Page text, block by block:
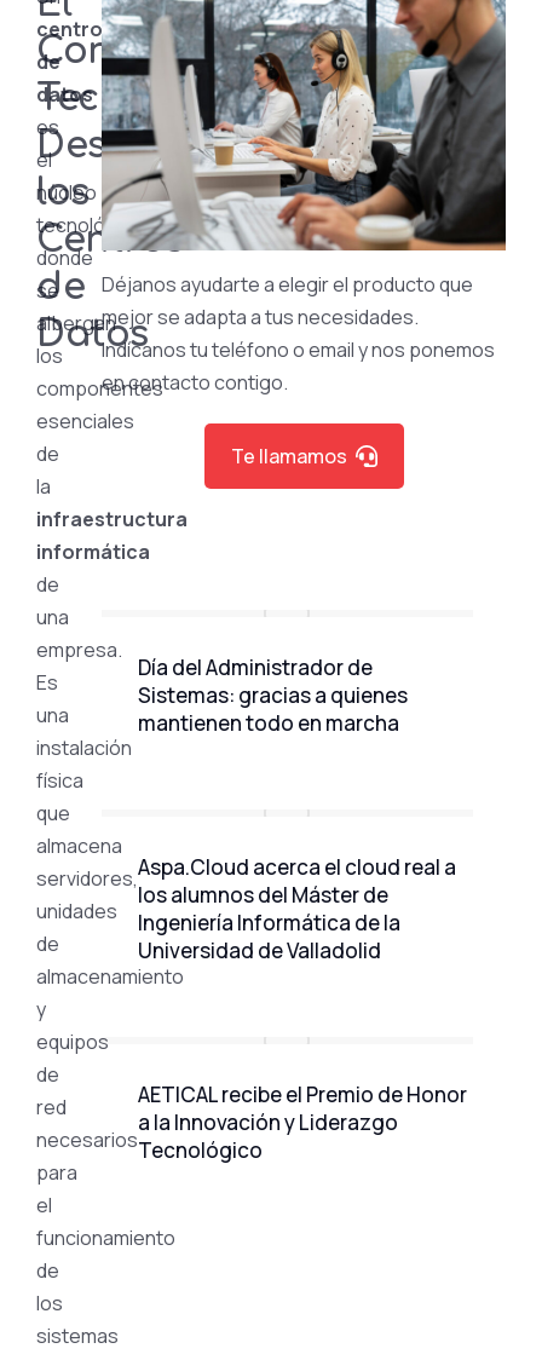
Corazón
Tecnológico:
Descubriendo
los
Centros
de
Datos
centro
de
datos
es
el
núcleo
tecnológico
donde
se
albergan
los
componentes
esenciales
de
la
infraestructura
informática
de
una
empresa.
Es
una
instalación
física
que
almacena
servidores,
unidades
de
almacenamiento
y
equipos
de
red
necesarios
para
el
funcionamiento
de
los
sistemas
Déjanos ayudarte a elegir el producto que
mejor se adapta a tus necesidades.
Indícanos tu teléfono o email y nos ponemos
en contacto contigo.
Te llamamos
Día del Administrador de
Sistemas: gracias a quienes
mantienen todo en marcha
Aspa.Cloud acerca el cloud real a
los alumnos del Máster de
Ingeniería Informática de la
Universidad de Valladolid
AETICAL recibe el Premio de Honor
a la Innovación y Liderazgo
Tecnológico